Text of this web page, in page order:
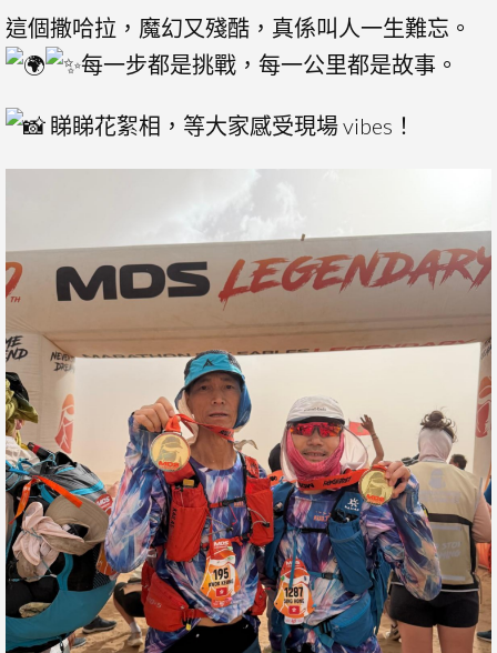
這個撒哈拉，魔幻又殘酷，真係叫人一生難忘。
每一步都是挑戰，每一公里都是故事。
睇睇花絮相，等大家感受現場 vibes！